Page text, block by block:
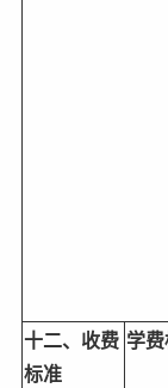
十二、收费
标准
学